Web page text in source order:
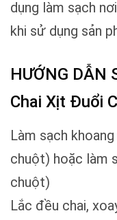
dụng làm sạch
khi sử dụng sản
HƯỚNG DẪN
Chai Xịt Đuổi
Làm sạch
chuột) hoặc làm
chuột)
Lắc đều chai,